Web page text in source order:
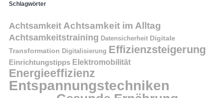
Schlagwörter
Achtsamkeit Achtsamkeit im Alltag
Achtsamkeitstraining Datensicherheit Digitale
Transformation Digitalisierung Effizienzsteigerung
Einrichtungstipps Elektromobilität
Energieeffizienz
Entspannungstechniken